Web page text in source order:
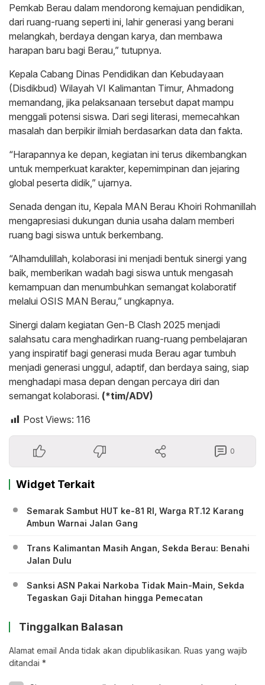
Pemkab Berau dalam mendorong kemajuan pendidikan,
dari ruang-ruang seperti ini, lahir generasi yang berani
melangkah, berdaya dengan karya, dan membawa
harapan baru bagi Berau,” tutupnya.
Kepala Cabang Dinas Pendidikan dan Kebudayaan
(Disdikbud) Wilayah VI Kalimantan Timur, Ahmadong
memandang, jika pelaksanaan tersebut dapat mampu
menggali potensi siswa. Dari segi literasi, memecahkan
masalah dan berpikir ilmiah berdasarkan data dan fakta.
“Harapannya ke depan, kegiatan ini terus dikembangkan
untuk memperkuat karakter, kepemimpinan dan jejaring
global peserta didik,” ujarnya.
Senada dengan itu, Kepala MAN Berau Khoiri Rohmanillah
mengapresiasi dukungan dunia usaha dalam memberi
ruang bagi siswa untuk berkembang.
“Alhamdulillah, kolaborasi ini menjadi bentuk sinergi yang
baik, memberikan wadah bagi siswa untuk mengasah
kemampuan dan menumbuhkan semangat kolaboratif
melalui OSIS MAN Berau,” ungkapnya.
Sinergi dalam kegiatan Gen-B Clash 2025 menjadi
salahsatu cara menghadirkan ruang-ruang pembelajaran
yang inspiratif bagi generasi muda Berau agar tumbuh
menjadi generasi unggul, adaptif, dan berdaya saing, siap
menghadapi masa depan dengan percaya diri dan
semangat kolaborasi. (*tim/ADV)
Post Views: 116
0
Widget Terkait
Semarak Sambut HUT ke-81 RI, Warga RT.12 Karang
Ambun Warnai Jalan Gang
Trans Kalimantan Masih Angan, Sekda Berau: Benahi
Jalan Dulu
Sanksi ASN Pakai Narkoba Tidak Main-Main, Sekda
Tegaskan Gaji Ditahan hingga Pemecatan
Tinggalkan Balasan
Alamat email Anda tidak akan dipublikasikan. Ruas yang wajib
ditandai *